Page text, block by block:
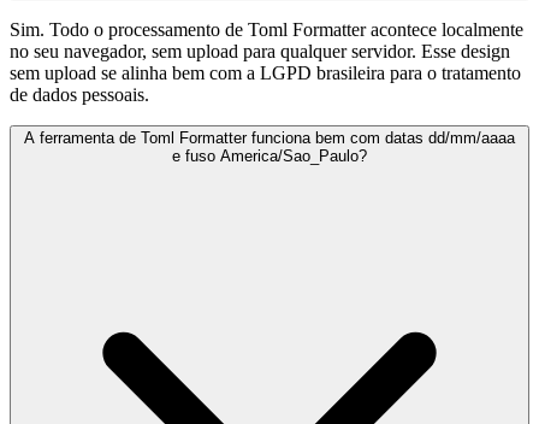
Sim. Todo o processamento de Toml Formatter acontece localmente
no seu navegador, sem upload para qualquer servidor. Esse design
sem upload se alinha bem com a LGPD brasileira para o tratamento
de dados pessoais.
A ferramenta de Toml Formatter funciona bem com datas dd/mm/aaaa
e fuso America/Sao_Paulo?